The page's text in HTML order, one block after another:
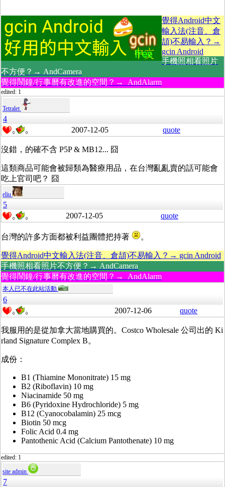
覺得Android中文
輸入法(注音、倉
頡)不易輸入？→
gcin Android
手機照相看照片
不方便？→ AndCamera
覺得鬧鐘/行事曆有改進的空間？→ AndAlarm
edited: 1
Tetralet
4
0 0 2007-12-05 quote
沒錯，的確不含 P5P & MB12... 囧
這類商品可能會被歸類為醫療用品，在台灣亂亂賣的話可能會
吃上官司吧？ 囧
eliu
5
0 0 2007-12-05 quote
台灣的許多方面都被利益團體把持著 。
覺得Android中文輸入法(注音、倉頡)不易輸入？→ gcin Android
手機照相看照片不方便？→ AndCamera
覺得鬧鐘/行事曆有改進的空間？→ AndAlarm
本人已不在此站活動
6
0 0 2007-12-06 quote
我服用的是從加拿大當地購買的。Costco Wholesale 公司出的 Ki
rland Signature Complex B。
成份：
B1 (Thiamine Mononitrate) 15 mg
B2 (Riboflavin) 10 mg
Niacinamide 50 mg
B6 (Pyridoxine Hydrochloride) 5 mg
B12 (Cyanocobalamin) 25 mcg
Biotin 50 mcg
Folic Acid 0.4 mg
Pantothenic Acid (Calcium Pantothenate) 10 mg
edited: 1
site admin
7